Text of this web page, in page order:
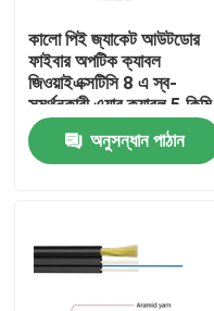
পণ্য
কালো পিই জ্যাকেট আউটডোর
ফাইবার অপটিক ক্যাবল
জিওয়াইএক্সটিসি 8 এ স্ব-
সমর্থনকারী এয়ার ক্যাবল 5 কিমি
ক্যাবল দৈর্ঘ্যের সাথে
অনুসন্ধান পাঠান